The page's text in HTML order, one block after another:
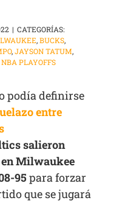
| CATEGORÍAS:
,BUCKS,
,JAYSON TATUM,
NBA PLAYOFFS
podía definirse
entre
salieron
Milwaukee
95 para forzar
que se jugará